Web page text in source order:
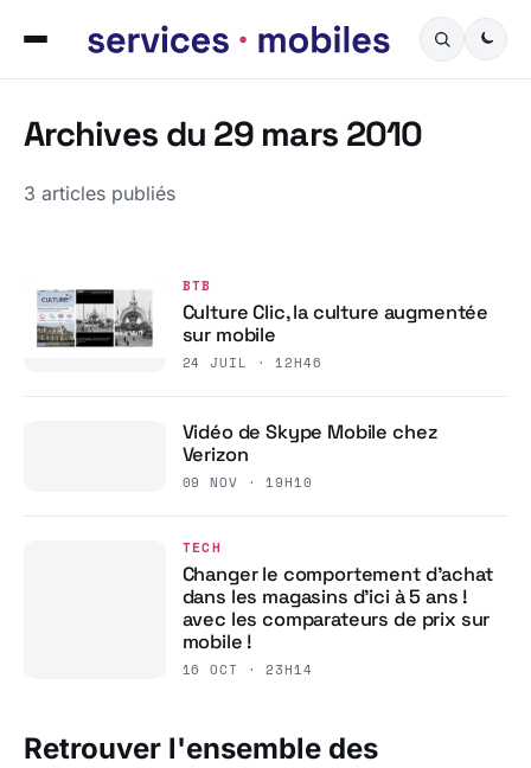
Archives du 29 mars 2010
3 articles publiés
BTB
Culture Clic, la culture augmentée
sur mobile
24 JUIL · 12H46
Vidéo de Skype Mobile chez
Verizon
09 NOV · 19H10
TECH
Changer le comportement d’achat
dans les magasins d’ici à 5 ans !
avec les comparateurs de prix sur
mobile !
16 OCT · 23H14
Retrouver l'ensemble des